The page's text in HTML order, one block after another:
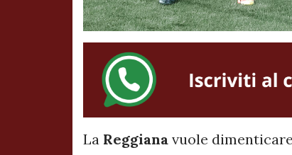
La Reggiana vuole